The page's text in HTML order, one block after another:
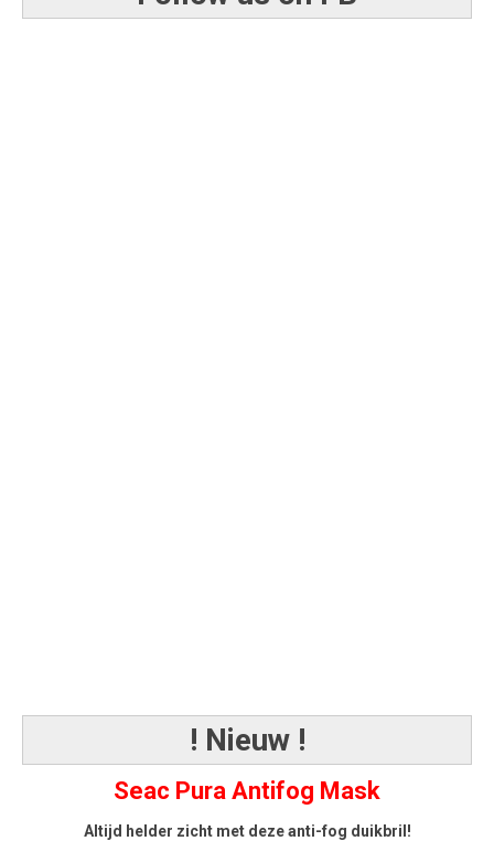
! Nieuw !
Seac Pura Antifog Mask
Altijd helder zicht met deze anti-fog duikbril!